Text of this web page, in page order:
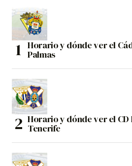
Horario y dónde ver el
Palmas
Horario y dónde ver el CD
Tenerife